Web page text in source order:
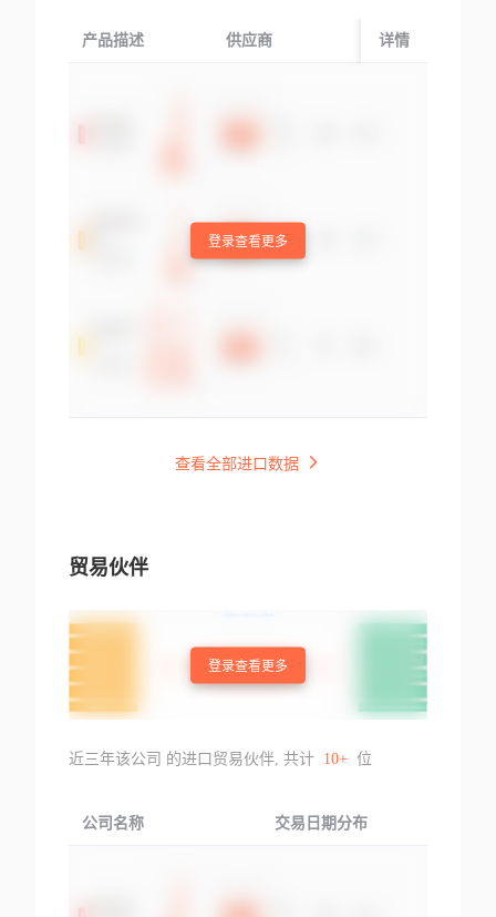
产品描述 供应商 起运国/地区
详情
登录查看更多
查看全部进口数据
贸易伙伴
登录查看更多
近三年该公司 的进口贸易伙伴, 共计 10+ 位
公司名称 交易日期分布